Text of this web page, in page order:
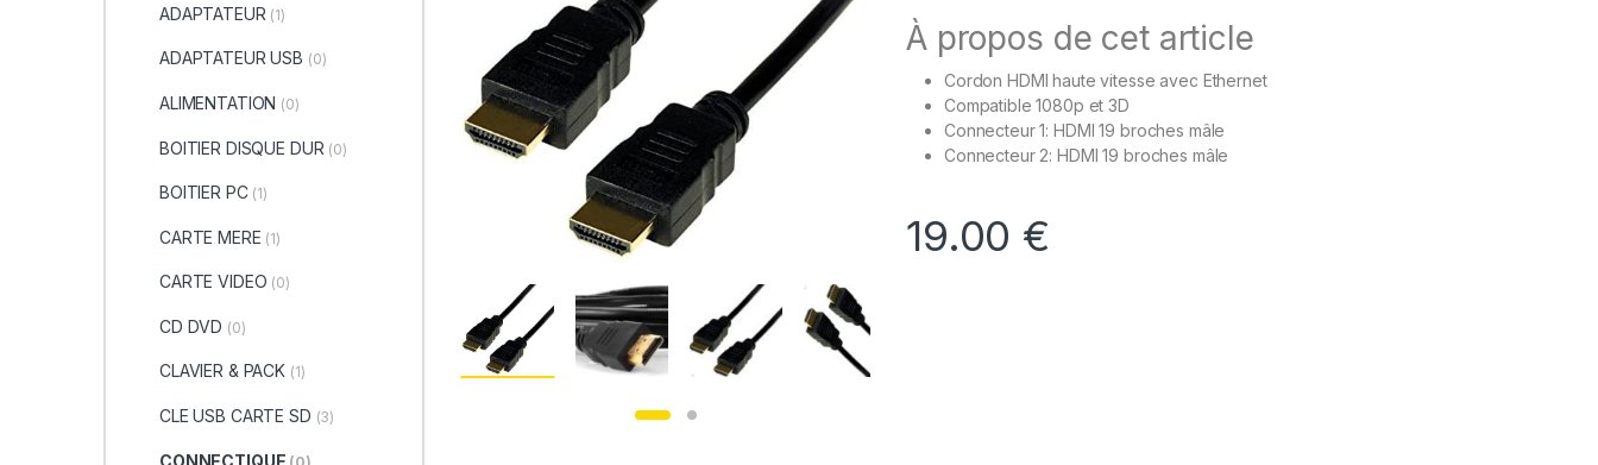
À propos de cet article
Cordon HDMI haute vitesse avec Ethernet
Compatible 1080p et 3D
Connecteur 1: HDMI 19 broches mâle
Connecteur 2: HDMI 19 broches mâle
19.00 €
ADAPTATEUR (1)
ADAPTATEUR USB (0)
ALIMENTATION (0)
BOITIER DISQUE DUR (0)
BOITIER PC (1)
CARTE MERE (1)
CARTE VIDEO (0)
CD DVD (0)
CLAVIER & PACK (1)
CLE USB CARTE SD (3)
CONNECTIQUE